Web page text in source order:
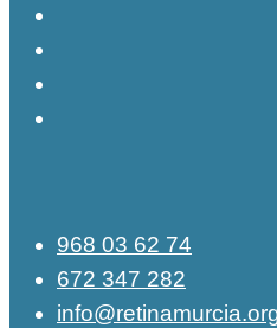
968 03 62 74
672 347 282